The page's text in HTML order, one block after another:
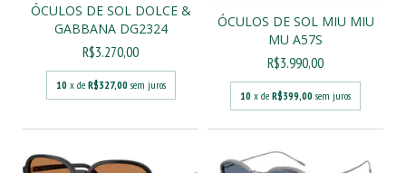
ÓCULOS DE SOL DOLCE &
GABBANA DG2324
R$3.270,00
10 x de R$327,00 sem juros
ÓCULOS DE SOL MIU MIU
MU A57S
R$3.990,00
10 x de R$399,00 sem juros